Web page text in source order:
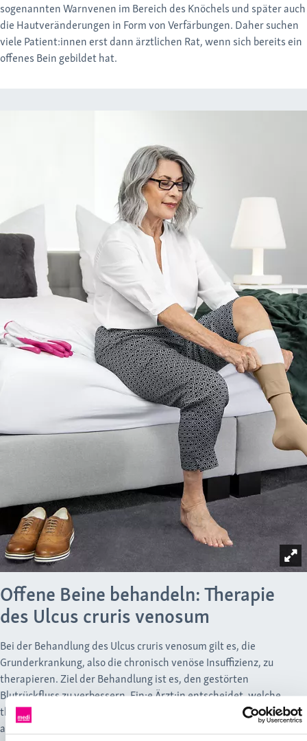
sogenannten Warnvenen im Bereich des Knöchels und später auch
die Hautveränderungen in Form von Verfärbungen. Daher suchen
viele Patient:innen erst dann ärztlichen Rat, wenn sich bereits ein
offenes Bein gebildet hat.
Offene Beine behandeln: Therapie
des Ulcus cruris venosum
Bei der Behandlung des Ulcus cruris venosum gilt es, die
Grunderkrankung, also die chronisch venöse Insuffizienz, zu
therapieren. Ziel der Behandlung ist es, den gestörten
Blutrückfluss zu verbessern. Ein:e Ärzt:in entscheidet, welche
therapeutischen Maßnahmen für die jeweilige betroffene Person
angebracht sind. Möglich sind zum Beispiel Wundreinigung,